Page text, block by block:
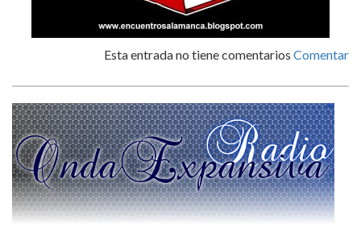
Esta entrada no tiene comentarios Comentar